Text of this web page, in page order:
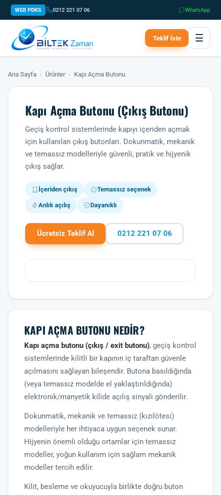
WEB PDKS 0212 221 07 06 WhatsApp
Teklif İste ☰
Ana Sayfa › Ürünler › Kapı Açma Butonu
Kapı Açma Butonu (Çıkış Butonu)
Geçiş kontrol sistemlerinde kapıyı içeriden açmak
için kullanılan çıkış butonları. Dokunmatik, mekanik
ve temassız modelleriyle güvenli, pratik ve hijyenik
çıkış sağlar.
İçeriden çıkış Temassız seçenek
Anlık açılış Dayanıklı
Ücretsiz Teklif Al 0212 221 07 06
KAPI AÇMA BUTONU NEDIR?
Kapı açma butonu (çıkış / exit butonu), geçiş kontrol
sistemlerinde kilitli bir kapının iç taraftan güvenle
açılmasını sağlayan bileşendir. Butona basıldığında
(veya temassız modelde el yaklaştırıldığında)
elektronik/manyetik kilide açılış sinyali gönderilir.
Dokunmatik, mekanik ve temassız (kızılötesi)
modelleriyle her ihtiyaca uygun seçenek sunar.
Hijyenin önemli olduğu ortamlar için temassız
modeller, yoğun kullanım için sağlam mekanik
modeller tercih edilir.
Kilit, besleme ve okuyucuyla birlikte doğru buton